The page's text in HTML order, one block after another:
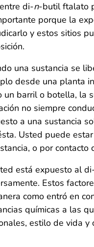
di-n-butil ftalato
porque la
y estos sitios
una sustancia se
desde una planta
un barril o botella, la
no siempre
a una sustancia
Usted puede
o por contacto
está expuesto al
Estos
como entró en
químicas a las
estilo de vida y